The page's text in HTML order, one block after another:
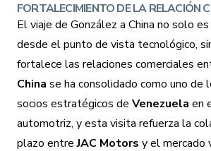
FORTALECIMIENTO DE LA RELACIÓN
El viaje de González a China no solo
desde el punto de vista tecnológico,
fortalece las relaciones comerciales
China se ha consolidado como uno de
socios estratégicos de Venezuela en
automotriz, y esta visita refuerza la
plazo entreJAC Motors y el mercado